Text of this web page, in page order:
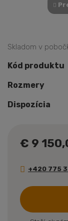
Skladom v
Kód produktu
Rozmery
Dispozícia
€ 9
+420 775